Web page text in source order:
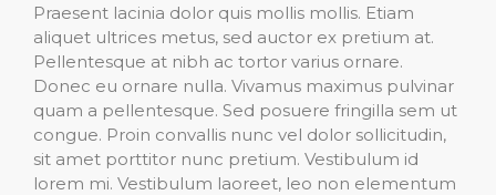
Praesent lacinia dolor quis mollis mollis. Etiam
aliquet ultrices metus, sed auctor ex pretium at.
Pellentesque at nibh ac tortor varius ornare.
Donec eu ornare nulla. Vivamus maximus pulvinar
quam a pellentesque. Sed posuere fringilla sem ut
congue. Proin convallis nunc vel dolor sollicitudin,
sit amet porttitor nunc pretium. Vestibulum id
lorem mi. Vestibulum laoreet, leo non elementum